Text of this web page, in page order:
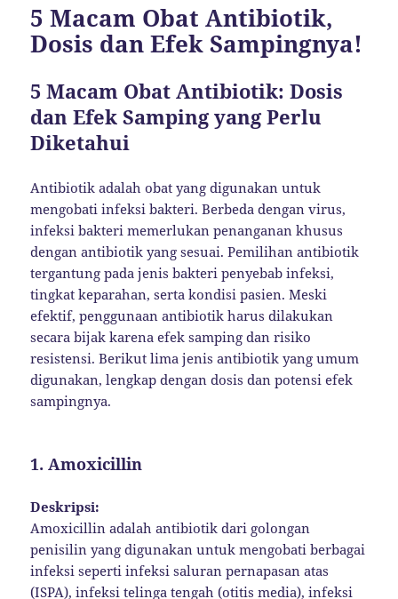
5 Macam Obat Antibiotik,
Dosis dan Efek Sampingnya!
5 Macam Obat Antibiotik: Dosis
dan Efek Samping yang Perlu
Diketahui
Antibiotik adalah obat yang digunakan untuk
mengobati infeksi bakteri. Berbeda dengan virus,
infeksi bakteri memerlukan penanganan khusus
dengan antibiotik yang sesuai. Pemilihan antibiotik
tergantung pada jenis bakteri penyebab infeksi,
tingkat keparahan, serta kondisi pasien. Meski
efektif, penggunaan antibiotik harus dilakukan
secara bijak karena efek samping dan risiko
resistensi. Berikut lima jenis antibiotik yang umum
digunakan, lengkap dengan dosis dan potensi efek
sampingnya.
1.Amoxicillin
Deskripsi:
Amoxicillin adalah antibiotik dari golongan
penisilin yang digunakan untuk mengobati berbagai
infeksi seperti infeksi saluran pernapasan atas
(ISPA), infeksi telinga tengah (otitis media), infeksi